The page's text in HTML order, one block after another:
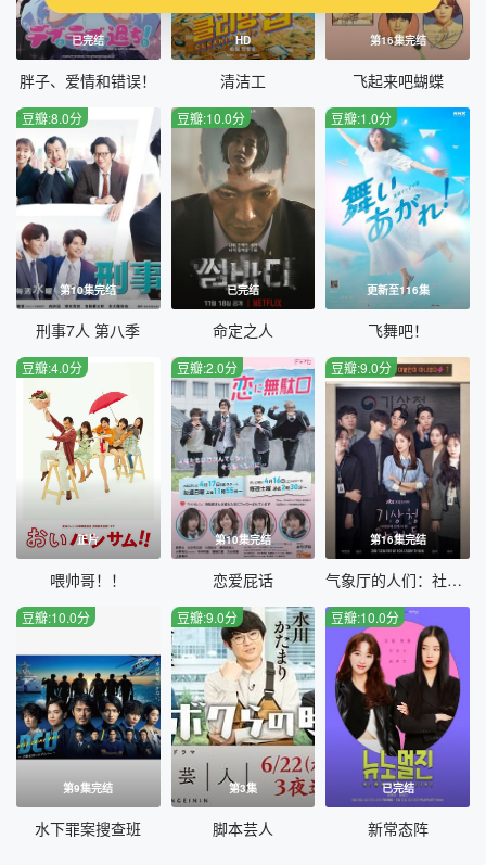
已完结
胖子、爱情和错误！
HD
清洁工
第16集完结
飞起来吧蝴蝶
第10集完结
豆瓣:8.0分
刑事7人 第八季
已完结
豆瓣:10.0分
命定之人
更新至116集
豆瓣:1.0分
飞舞吧！
正片
豆瓣:4.0分
喂帅哥！！
第10集完结
豆瓣:2.0分
恋爱屁话
第16集完结
豆瓣:9.0分
气象厅的人们：社内恋爱残酷史篇
第9集完结
豆瓣:10.0分
水下罪案搜查班
第3集
豆瓣:9.0分
脚本芸人
已完结
豆瓣:10.0分
新常态阵